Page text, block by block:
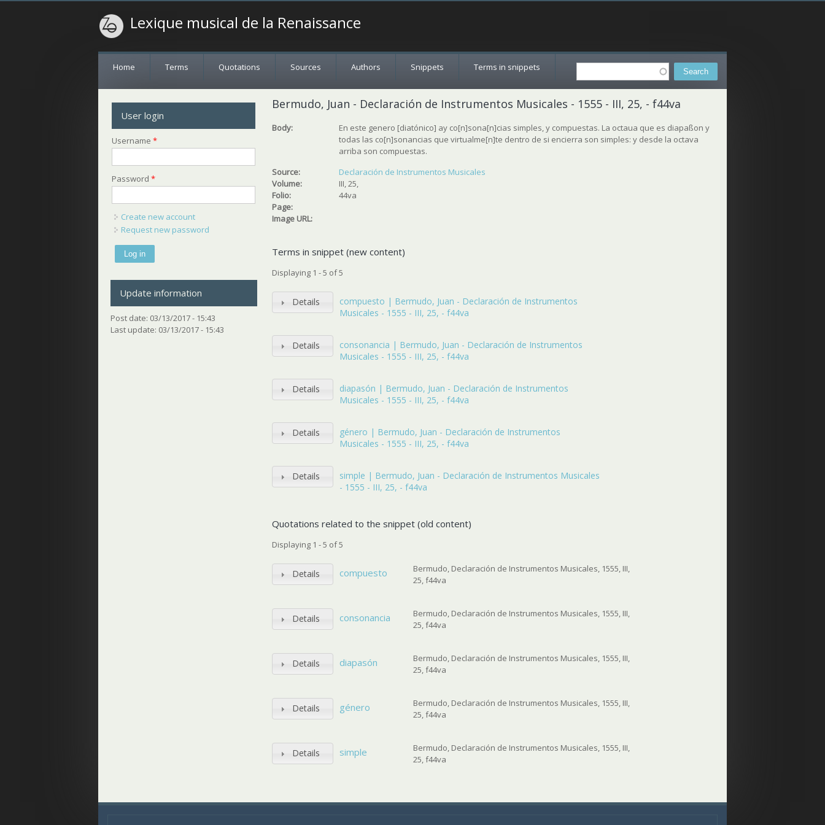
Lexique musical de la Renaissance
Search
Home Terms Quotations Sources Authors Snippets Terms in snippets
Bermudo, Juan - Declaración de Instrumentos Musicales - 1555 - III, 25, - f44va
Body:
En este genero [diatónico] ay co[n]sona[n]cias simples, y compuestas. La octaua que es diapaßon y
todas las co[n]sonancias que virtualme[n]te dentro de si encierra son simples: y desde la octava
arriba son compuestas.
Source:
Declaración de Instrumentos Musicales
Volume:
III, 25,
Folio:
44va
Page:
Image URL:
Terms in snippet (new content)
Displaying 1 - 5 of 5
Details
compuesto | Bermudo, Juan - Declaración de Instrumentos
Musicales - 1555 - III, 25, - f44va
Details
consonancia | Bermudo, Juan - Declaración de Instrumentos
Musicales - 1555 - III, 25, - f44va
Details
diapasón | Bermudo, Juan - Declaración de Instrumentos
Musicales - 1555 - III, 25, - f44va
Details
género | Bermudo, Juan - Declaración de Instrumentos
Musicales - 1555 - III, 25, - f44va
Details
simple | Bermudo, Juan - Declaración de Instrumentos Musicales
- 1555 - III, 25, - f44va
Quotations related to the snippet (old content)
Displaying 1 - 5 of 5
Details compuesto
Bermudo, Declaración de Instrumentos Musicales, 1555, III,
25, f44va
Details consonancia
Bermudo, Declaración de Instrumentos Musicales, 1555, III,
25, f44va
Details diapasón
Bermudo, Declaración de Instrumentos Musicales, 1555, III,
25, f44va
Details género
Bermudo, Declaración de Instrumentos Musicales, 1555, III,
25, f44va
Details simple
Bermudo, Declaración de Instrumentos Musicales, 1555, III,
25, f44va
User login
Username*
Password*
Create new account
Request new password
Update information
Post date: 03/13/2017 - 15:43
Last update: 03/13/2017 - 15:43